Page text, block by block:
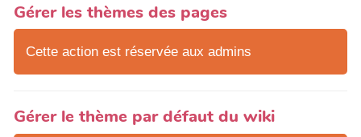
Gérer les thèmes des pages
Cette action est réservée aux admins
Gérer le thème par défaut du wiki